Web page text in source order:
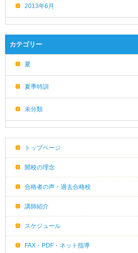
2013年6月
カテゴリー
夏
夏季特訓
未分類
トップページ
開校の理念
合格者の声・過去合格校
講師紹介
スケジュール
FAX・PDF・ネット指導